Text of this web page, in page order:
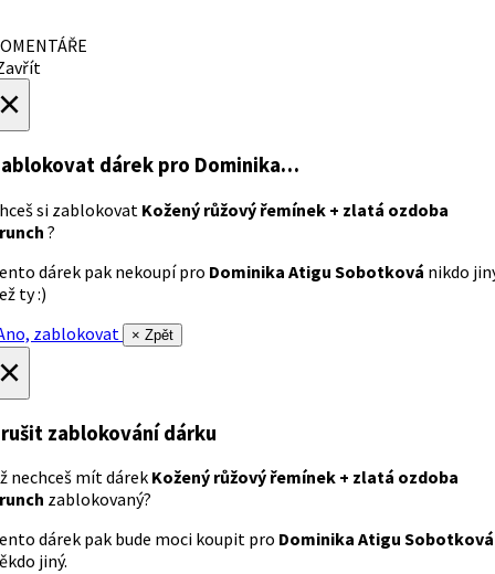
dárek pro Dominika…
si zablokovat Kožený růžový řemínek + zlatá ozdoba
?
dárek pak nekoupí pro Dominika Atigu Sobotková nikdo
ty :)
zablokovat
× Zpět
zablokování dárku
nechceš mít dárek Kožený růžový řemínek + zlatá ozdoba
zablokovaný?
dárek pak bude moci koupit pro Dominika Atigu Sobotková
jiný.